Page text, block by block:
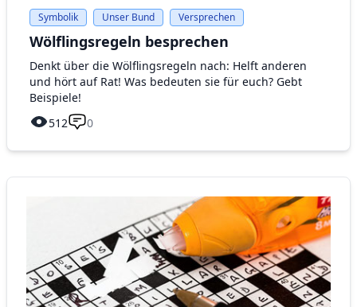
Symbolik
Unser Bund Versprechen
Wölflingsregeln besprechen
Denkt über die Wölflingsregeln nach: Helft anderen
und hört auf Rat! Was bedeuten sie für euch? Gebt
Beispiele!
512
0